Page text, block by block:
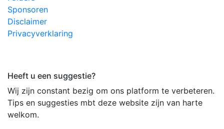
Sponsoren
Disclaimer
Privacyverklaring
Heeft u een suggestie?
Wij zijn constant bezig om ons platform te verbeteren.
Tips en suggesties mbt deze website zijn van harte
welkom.